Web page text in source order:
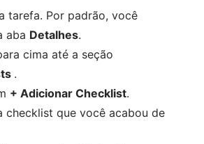
tarefa. Por padrão, você
aba Detalhes.
cima até a seção
.
+ Adicionar Checklist.
checklist que você acabou de